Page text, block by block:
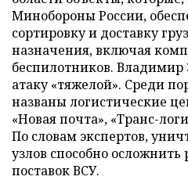
Минобороны России,
сортировку и доставку
назначения, включая
беспилотников. Владимир
атаку «тяжелой». Среди
названы логистические
«Новая почта», «Транс-
По словам экспертов,
узлов способно осложнить
поставок ВСУ.